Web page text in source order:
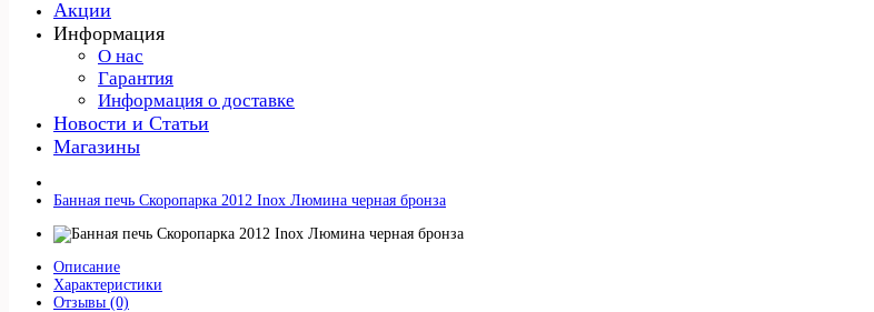
Акции
Информация
О нас
Гарантия
Информация о доставке
Новости и Статьи
Магазины
Банная печь Скоропарка 2012 Inox Люмина черная бронза
Описание
Характеристики
Отзывы (0)